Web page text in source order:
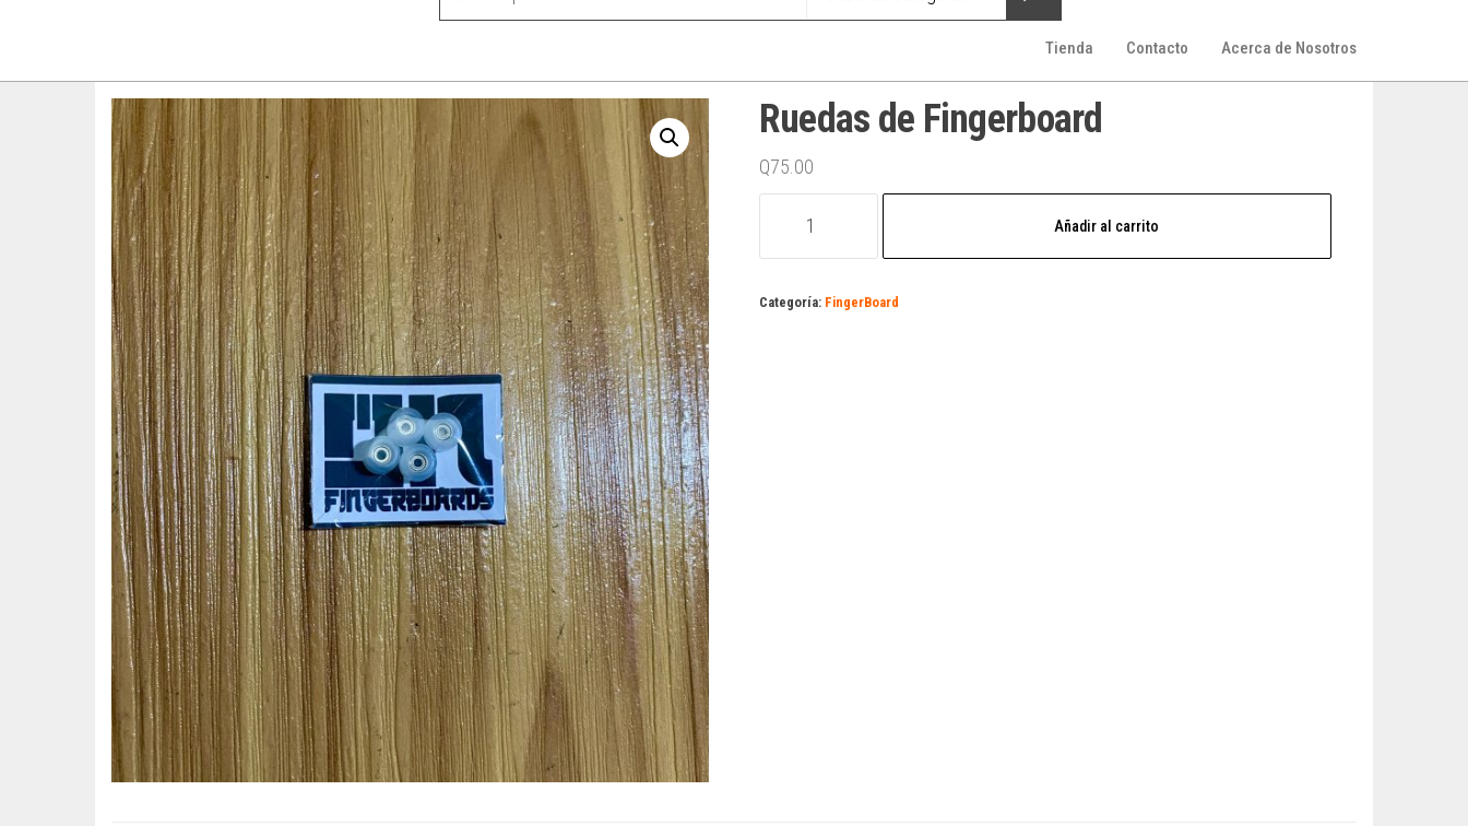
Tienda Contacto Acerca de Nosotros
Ruedas de Fingerboard
Q75.00
cantidad
Añadir al carrito
Categoría: FingerBoard